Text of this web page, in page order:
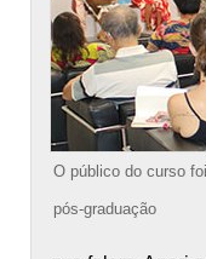
O público do curso
pós-graduação